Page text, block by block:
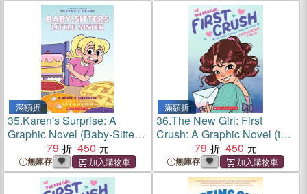
滿額折
35.Karen's Surprise: A
Graphic Novel (Baby-Sitters
Little Sister #12)
79 450
無庫存
滿額折
36.The New Girl: First
Crush: A Graphic Novel (the
New Girl #2)
79 450
無庫存